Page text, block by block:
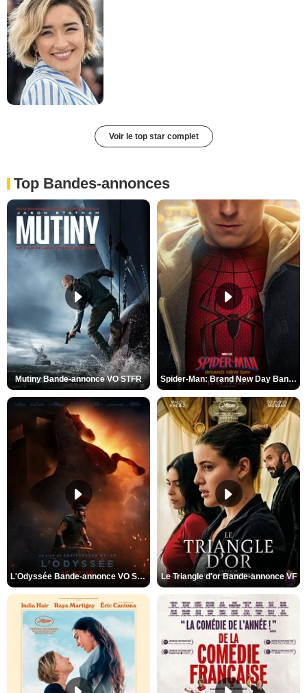
Voir le top star complet
Top Bandes-annonces
Mutiny Bande-annonce VO STFR Spider-Man: Brand New Day Bande-annonce VO STFR
L'Odyssée Bande-annonce VO STFR Le Triangle d'or Bande-annonce VF